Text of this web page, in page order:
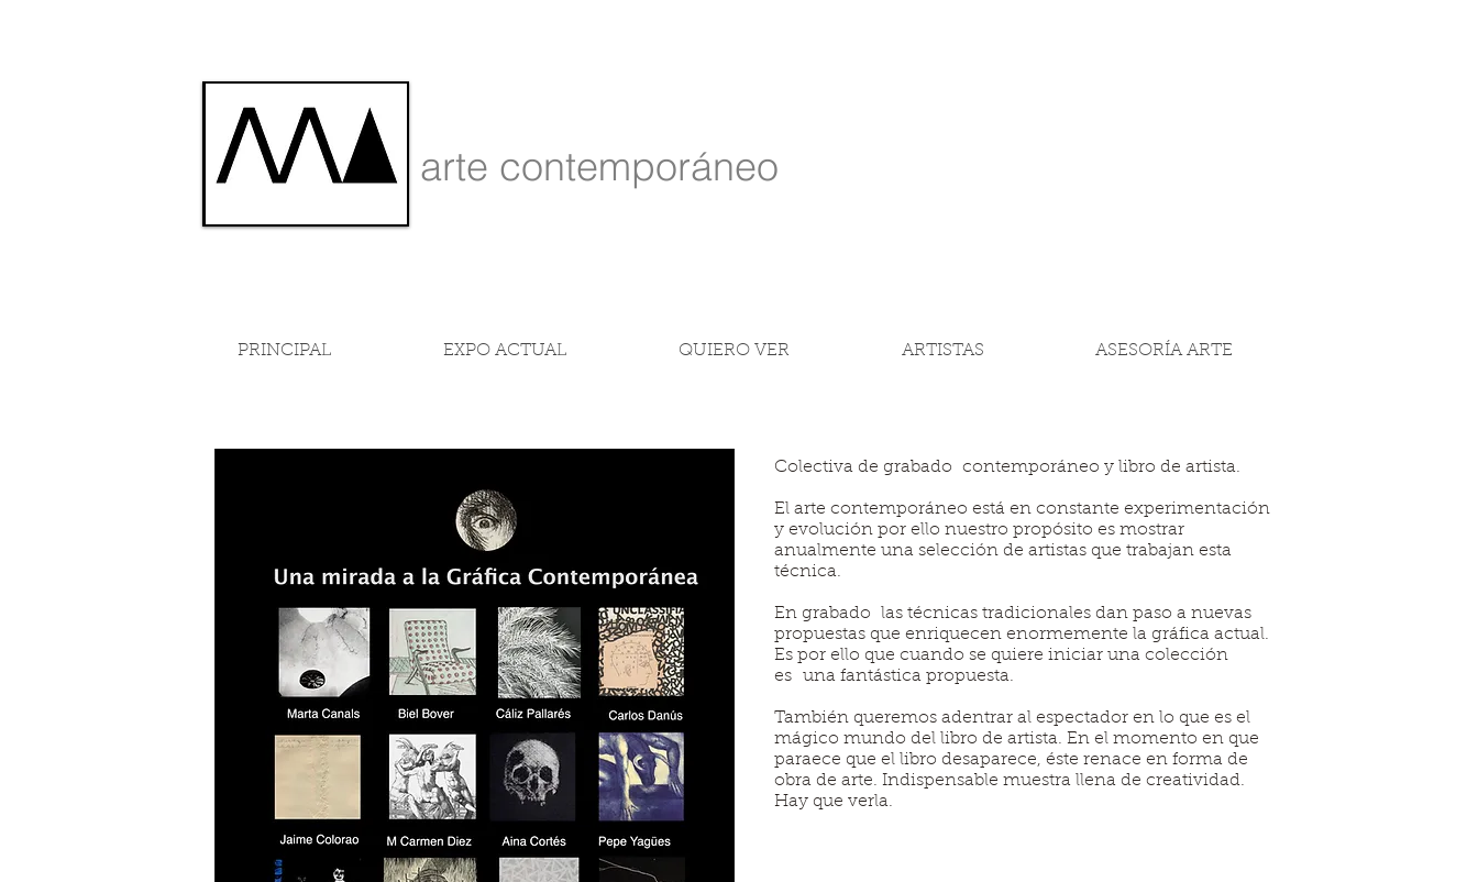
arte contemporáneo
PRINCIPAL EXPO ACTUAL QUIERO VER ARTISTAS ASESORÍA ARTE
Colectiva de grabado contemporáneo y libro de artista.
El arte contemporáneo está en constante experimentación
y evolución por ello nuestro propósito es mostrar
anualmente una selección de artistas que trabajan esta
técnica.
En grabado las técnicas tradicionales dan paso a nuevas
propuestas que enriquecen enormemente la gráfica actual.
Es por ello que cuando se quiere iniciar una colección
es una fantástica propuesta.
También queremos adentrar al espectador en lo que es el
mágico mundo del libro de artista. En el momento en que
paraece que el libro desaparece, éste renace en forma de
obra de arte. Indispensable muestra llena de creatividad.
Hay que verla.